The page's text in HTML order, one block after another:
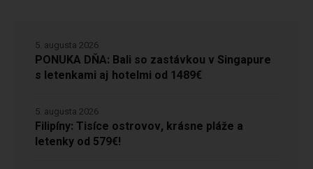
PONUKA DŇA: Bali so zastávkou v Singapure
s letenkami aj hotelmi od 1489€
5. augusta 2026
Filipíny: Tisíce ostrovov, krásne pláže a
letenky od 579€!
5. augusta 2026